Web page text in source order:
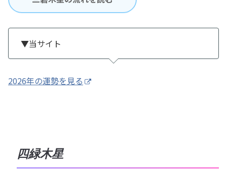
▼当サイト
2026年の運勢を見る
四緑木星